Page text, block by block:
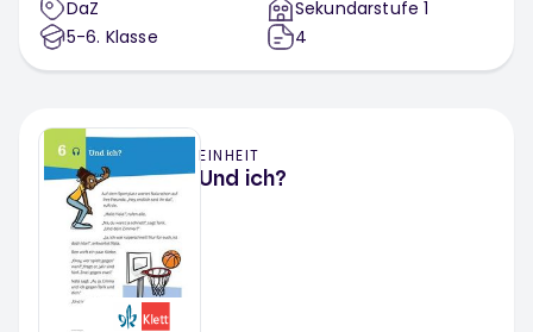
DaZ
5-6. Klasse
Sekundarstufe 1
4
EINHEIT
Und ich?